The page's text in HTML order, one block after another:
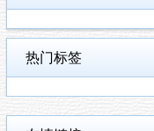
热门标签